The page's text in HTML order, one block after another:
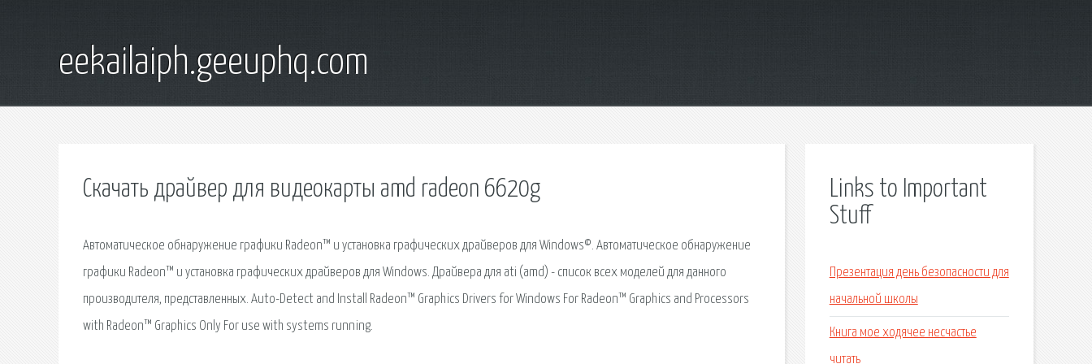
eekailaiph.geeuphq.com
Скачать драйвер для видеокарты amd radeon 6620g
Автоматическое обнаружение графики Radeon™ и установка графических драйверов для Windows©. Автоматическое обнаружение
графики Radeon™ и установка графических драйверов для Windows. Драйвера для ati (amd) - список всех моделей для данного
производителя, представленных. Auto-Detect and Install Radeon™ Graphics Drivers for Windows For Radeon™ Graphics and Processors
with Radeon™ Graphics Only For use with systems running.
Links to Important
Stuff
Презентация день безопасности для
начальной школы
Книга мое ходячее несчастье
читать